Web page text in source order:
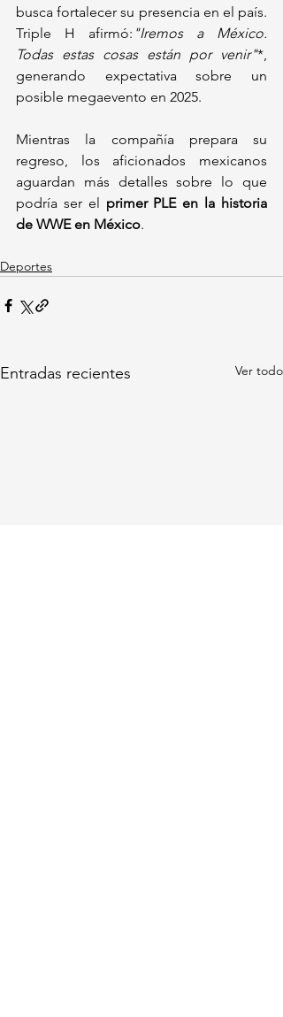
busca fortalecer su presencia en el país.
Triple H afirmó: "Iremos a México.
Todas estas cosas están por venir"*,
generando expectativa sobre un
posible megaevento en 2025.
Mientras la compañía prepara su
regreso, los aficionados mexicanos
aguardan más detalles sobre lo que
podría ser el primer PLE en la historia
de WWE en México.
Deportes
Entradas recientes Ver todo